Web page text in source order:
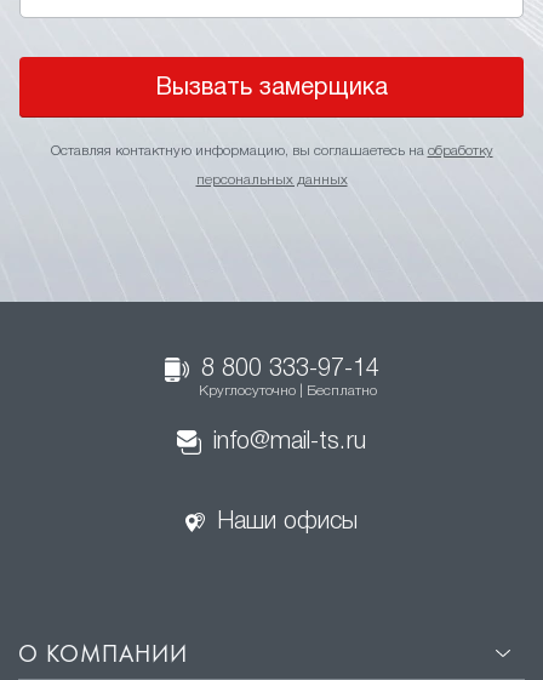
Вызвать замерщика
Оставляя контактную информацию, вы соглашаетесь на обработку
персональных данных
8 800 333-97-14
Круглосуточно | Бесплатно
info@mail-ts.ru
Наши офисы
О КОМПАНИИ